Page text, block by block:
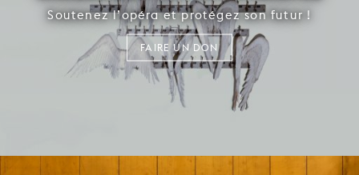
Soutenez l’opéra et protégez son futur !
FAIRE UN DON